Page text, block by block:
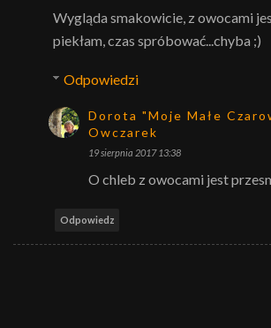
Wygląda smakowicie, z owocami
piekłam, czas spróbować...chyba ;)
Odpowiedzi
Dorota "Moje Małe
Owczarek
19 sierpnia 2017 13:38
O chleb z owocami jest
Odpowiedz